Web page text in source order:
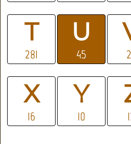
T
281
U
45
X
16
Y
10